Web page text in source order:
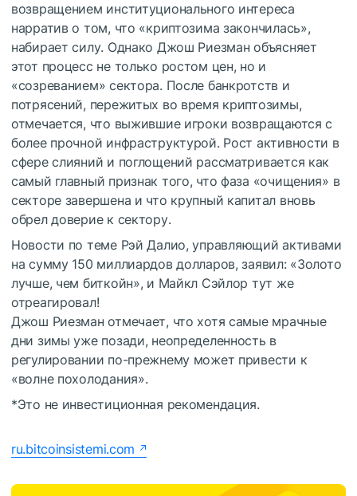
возвращением институционального интереса
нарратив о том, что «криптозима закончилась»,
набирает силу. Однако Джош Риезман объясняет
этот процесс не только ростом цен, но и
«созреванием» сектора. После банкротств и
потрясений, пережитых во время криптозимы,
отмечается, что выжившие игроки возвращаются с
более прочной инфраструктурой. Рост активности в
сфере слияний и поглощений рассматривается как
самый главный признак того, что фаза «очищения» в
секторе завершена и что крупный капитал вновь
обрел доверие к сектору.
Новости по теме Рэй Далио, управляющий активами
на сумму 150 миллиардов долларов, заявил: «Золото
лучше, чем биткойн», и Майкл Сэйлор тут же
отреагировал!
Джош Риезман отмечает, что хотя самые мрачные
дни зимы уже позади, неопределенность в
регулировании по-прежнему может привести к
«волне похолодания».
*Это не инвестиционная рекомендация.
ru.bitcoinsistemi.com